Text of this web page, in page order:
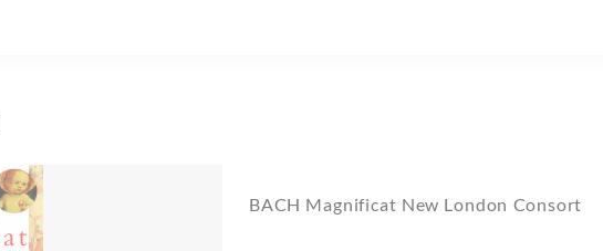
BACH Magnificat New London Consort